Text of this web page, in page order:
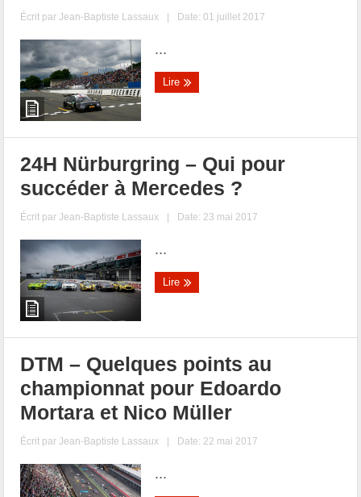
Écrit parJean-Baptiste Lassaux | Date: 01 juillet 2017
...
Lire
24H Nürburgring – Qui pour
succéder à Mercedes ?
Écrit parJean-Baptiste Lassaux | Date: 23 mai 2017
...
Lire
DTM – Quelques points au
championnat pour Edoardo
Mortara et Nico Müller
Écrit parJean-Baptiste Lassaux | Date: 22 mai 2017
...